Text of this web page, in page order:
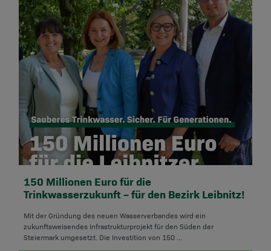
150 Millionen Euro für die
Trinkwasserzukunft – für den Bezirk Leibnitz!
Mit der Gründung des neuen Wasserverbandes wird ein
zukunftsweisendes Infrastrukturprojekt für den Süden der
Steiermark umgesetzt. Die Investition von 150 ...